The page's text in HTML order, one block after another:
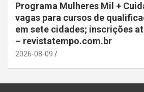
Programa Mulheres Mil +
vagas para cursos de
em sete cidades; inscrições
– revistatempo.com.br
2026-08-09